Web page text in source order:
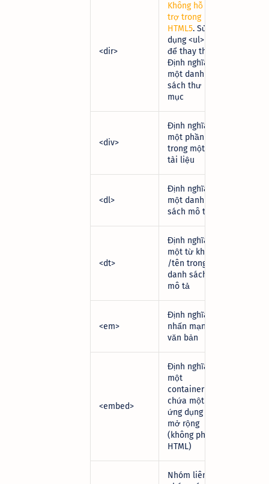
<dir>
Không hỗ
trợ trong
HTML5. Sử
dụng<ul>
để thay thế.
Định nghĩa
một danh
sách thư
mục
<div>
Định nghĩa
một phần
trong một
tài liệu
<dl>
Định nghĩa
một danh
sách mô tả
<dt>
Định nghĩa
một từ khoá
/tên trong
danh sách
mô tả
<em>
Định nghĩa
nhấn mạnh
văn bản
<embed>
Định nghĩa
một
container
chứa một
ứng dụng
mở rộng
(không phải
HTML)
Nhóm liên